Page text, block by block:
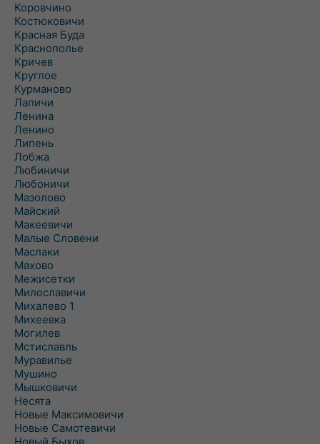
Коровчино
Костюковичи
Красная Буда
Краснополье
Кричев
Круглое
Курманово
Лапичи
Ленина
Ленино
Липень
Лобжа
Любиничи
Любоничи
Мазолово
Майский
Макеевичи
Малые Словени
Маслаки
Махово
Межисетки
Милославичи
Михалево 1
Михеевка
Могилев
Мстиславль
Муравилье
Мушино
Мышковичи
Несята
Новые Максимовичи
Новые Самотевичи